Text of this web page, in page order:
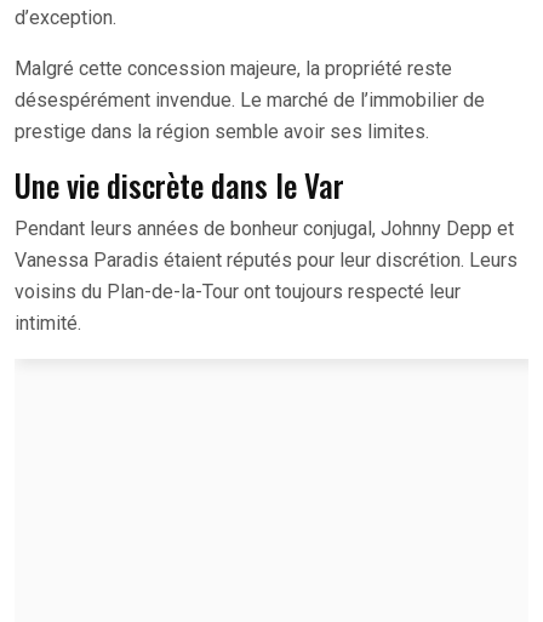
d’exception.
Malgré cette concession majeure, la propriété reste
désespérément invendue. Le marché de l’immobilier de
prestige dans la région semble avoir ses limites.
Une vie discrète dans le Var
Pendant leurs années de bonheur conjugal, Johnny Depp et
Vanessa Paradis étaient réputés pour leur discrétion. Leurs
voisins du Plan-de-la-Tour ont toujours respecté leur
intimité.